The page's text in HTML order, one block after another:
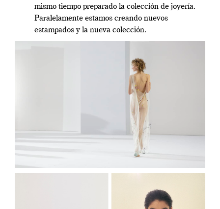
mismo tiempo preparado la colección de joyería.
Paralelamente estamos creando nuevos
estampados y la nueva colección.